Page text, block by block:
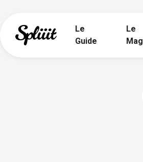
Le
Guide
Le
Mag